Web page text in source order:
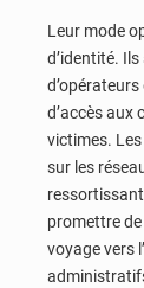
Leur mode
d’identité.
d’accès aux
victimes.
sur les
promettre
voyage vers